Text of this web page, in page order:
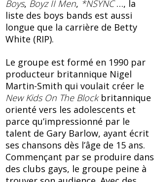
Boys, Boyz II Men, *NSYNC…, la
liste des boys bands est aussi
longue que la carrière de Betty
White (RIP).
Le groupe est formé en 1990 par
producteur britannique Nigel
Martin-Smith qui voulait créer le
New Kids On The Blockbritannique
orienté vers les adolescents et
parce qu’impressionné par le
talent de Gary Barlow, ayant écrit
ses chansons dès l’âge de 15 ans.
Commençant par se produire dans
des clubs gays, le groupe peine à